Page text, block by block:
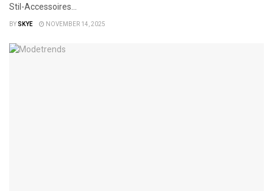
Stil-Accessoires...
BYSKYE NOVEMBER 14, 2025